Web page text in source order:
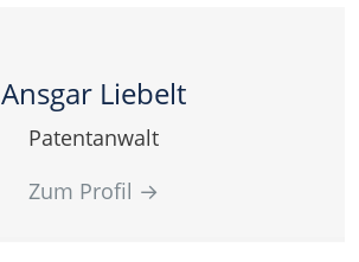
Ansgar Liebelt
Patentanwalt
Zum Profil →